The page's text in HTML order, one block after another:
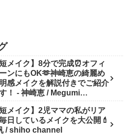
短メイク】8分で完成⏰オフィ
ンにもOK🫶神崎恵の綺麗め
感メイクを解説付きでご紹介
！ - 神崎恵 / Megumi
短メイク】2児ママの私がリア
日しているメイクを大公開💄
- 紫帆 / shiho channel